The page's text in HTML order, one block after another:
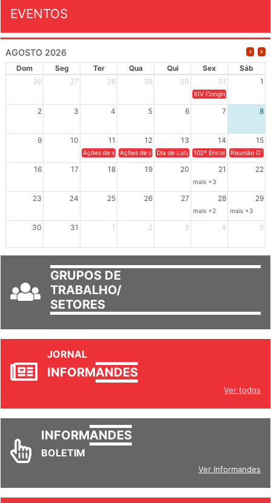
EVENTOS
AGOSTO 2026
Dom Seg Ter Qua Qui Sex
Sáb
26
27 28 29 30 31 1
XIV Congresso Brasileiro
2 3 4 5 6 7 8
9 10 11 12 13 14 15
Ações de solidariedade a Cuba no Rio Grande do Sul - 100
Ações de solidariedade a Cuba no Rio Grande do
Dia de Luta em Defesa de Cuba e da
102º Encontro da
Reunião
16 17 18 19 20 21 22
mais +3
23 24 25 26 27 28 29
mais +2 mais +3
30 31 1 2 3 4 5
GRUPOS DE
TRABALHO/
SETORES
JORNAL
INFORMANDES
Ver todos
INFORMANDES
BOLETIM
Ver Informandes